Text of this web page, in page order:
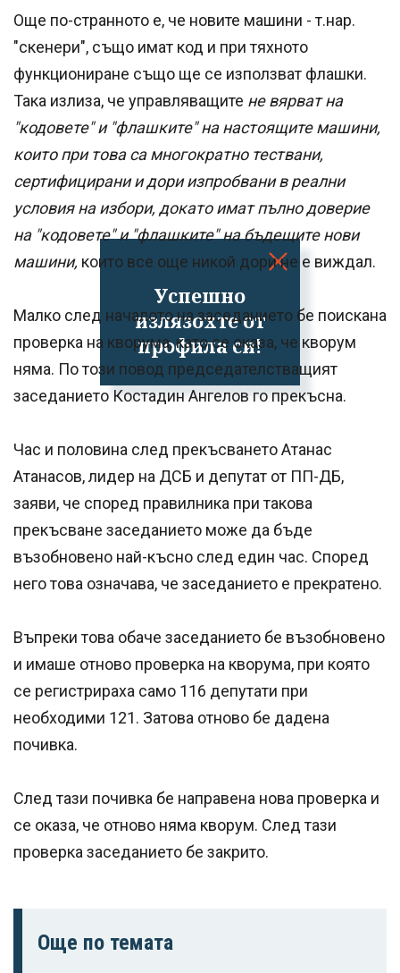
Успешно
излязохте от
профила си!
Още по-странното е, че новите машини - т.нар.
"скенери", също имат код и при тяхното
функциониране също ще се използват флашки.
Така излиза, че управляващите не вярват на
"кодовете" и "флашките" на настоящите машини,
които при това са многократно тествани,
сертифицирани и дори изпробвани в реални
условия на избори, докато имат пълно доверие
на "кодовете" и "флашките" на бъдещите нови
машини, които все още никой дори не е виждал.
Малко след началото на заседанието бе поискана
проверка на кворума, като се оказа, че кворум
няма. По този повод председателстващият
заседанието Костадин Ангелов го прекъсна.
Час и половина след прекъсването Атанас
Атанасов, лидер на ДСБ и депутат от ПП-ДБ,
заяви, че според правилника при такова
прекъсване заседанието може да бъде
възобновено най-късно след един час. Според
него това означава, че заседанието е прекратено.
Въпреки това обаче заседанието бе възобновено
и имаше отново проверка на кворума, при която
се регистрираха само 116 депутати при
необходими 121. Затова отново бе дадена
почивка.
След тази почивка бе направена нова проверка и
се оказа, че отново няма кворум. След тази
проверка заседанието бе закрито.
Още по темата